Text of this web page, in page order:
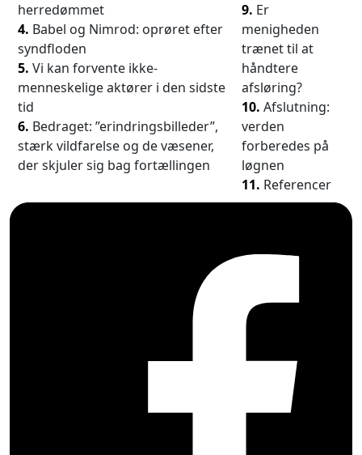
herredømmet
4. Babel og Nimrod: oprøret efter
syndfloden
5. Vi kan forvente ikke-
menneskelige aktører i den sidste
tid
6. Bedraget: ”erindringsbilleder”,
stærk vildfarelse og de væsener,
der skjuler sig bag fortællingen
9. Er
menigheden
trænet til at
håndtere
afsløring?
10. Afslutning:
verden
forberedes på
løgnen
11. Referencer